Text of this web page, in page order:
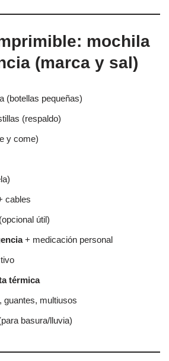
mochila
(marca y sal)
(botellas pequeñas)
(respaldo)
y come)
cables
(opcional útil)
+ medicación personal
térmica
guantes, multiusos
basura/lluvia)